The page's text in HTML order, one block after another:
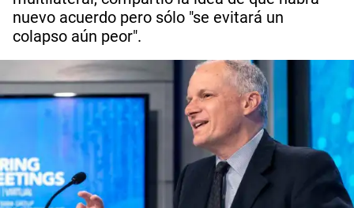
nuevo acuerdo pero sólo "se evitará un
colapso aún peor".